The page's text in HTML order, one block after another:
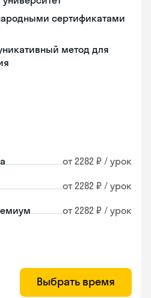
сертификатами
метод для
от 2282 ₽ / урок
от 2282 ₽ / урок
от 2282 ₽ / урок
Выбрать время